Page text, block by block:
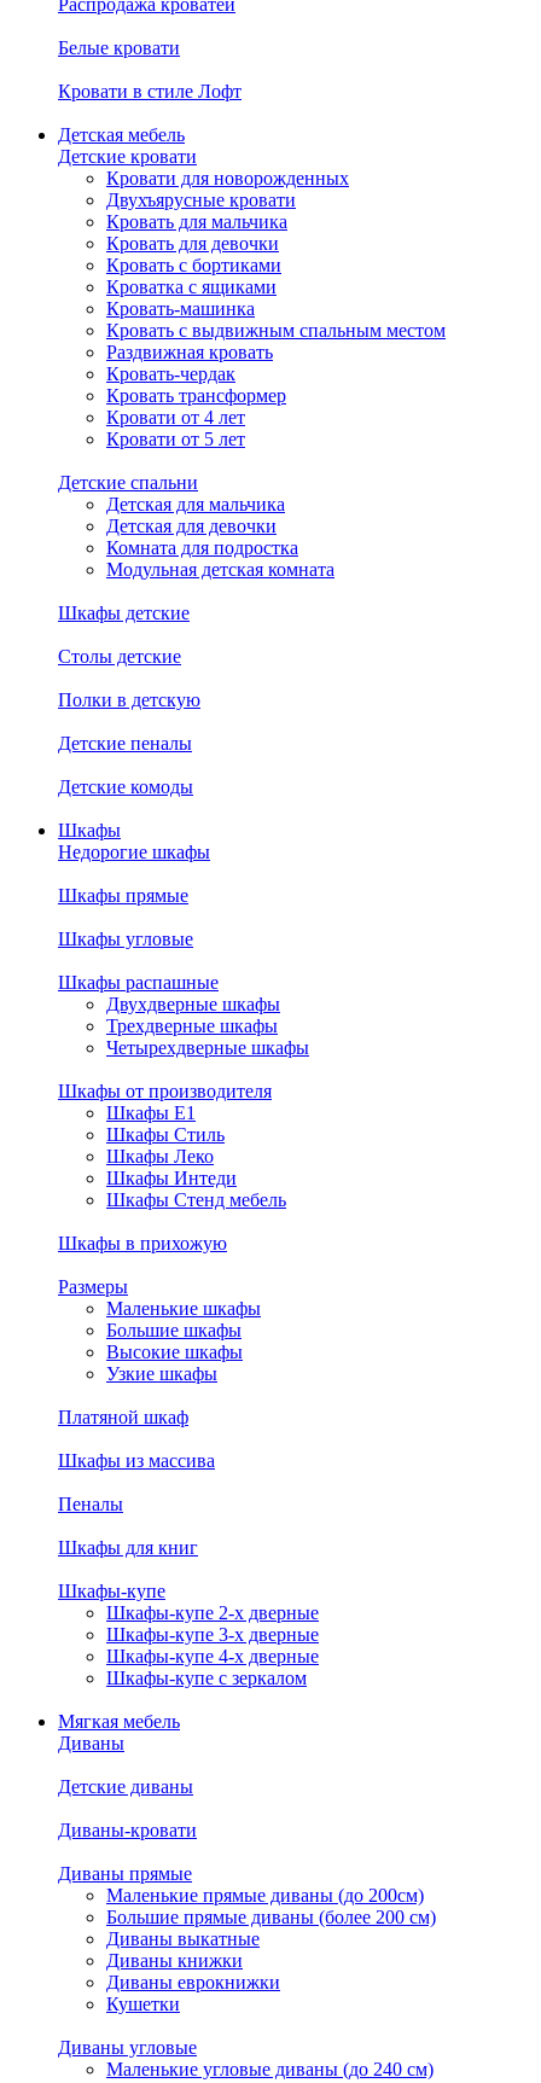
Распродажа кроватей
Белые кровати
Кровати в стиле Лофт
Детская мебель
Детские кровати
Кровати для новорожденных
Двухъярусные кровати
Кровать для мальчика
Кровать для девочки
Кровать с бортиками
Кроватка с ящиками
Кровать-машинка
Кровать с выдвижным спальным местом
Раздвижная кровать
Кровать-чердак
Кровать трансформер
Кровати от 4 лет
Кровати от 5 лет
Детские спальни
Детская для мальчика
Детская для девочки
Комната для подростка
Модульная детская комната
Шкафы детские
Столы детские
Полки в детскую
Детские пеналы
Детские комоды
Шкафы
Недорогие шкафы
Шкафы прямые
Шкафы угловые
Шкафы распашные
Двухдверные шкафы
Трехдверные шкафы
Четырехдверные шкафы
Шкафы от производителя
Шкафы E1
Шкафы Стиль
Шкафы Леко
Шкафы Интеди
Шкафы Стенд мебель
Шкафы в прихожую
Размеры
Маленькие шкафы
Большие шкафы
Высокие шкафы
Узкие шкафы
Платяной шкаф
Шкафы из массива
Пеналы
Шкафы для книг
Шкафы-купе
Шкафы-купе 2-х дверные
Шкафы-купе 3-х дверные
Шкафы-купе 4-х дверные
Шкафы-купе с зеркалом
Мягкая мебель
Диваны
Детские диваны
Диваны-кровати
Диваны прямые
Маленькие прямые диваны (до 200см)
Большие прямые диваны (более 200 см)
Диваны выкатные
Диваны книжки
Диваны еврокнижки
Кушетки
Диваны угловые
Маленькие угловые диваны (до 240 см)